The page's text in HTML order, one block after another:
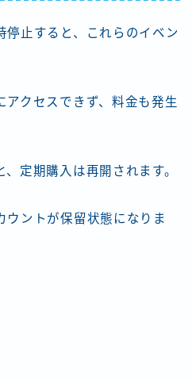
停止すると、これらのイベン
クセスできず、料金も発生
定期購入は再開されます。
ウントが保留状態になりま